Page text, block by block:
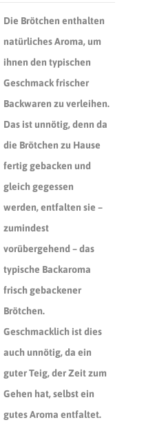
Die Brötchen enthalten
natürliches Aroma, um
ihnen den typischen
Geschmack frischer
Backwaren zu verleihen.
Das ist unnötig, denn da
die Brötchen zu Hause
fertig gebacken und
gleich gegessen
werden, entfalten sie –
zumindest
vorübergehend – das
typische Backaroma
frisch gebackener
Brötchen.
Geschmacklich ist dies
auch unnötig, da ein
guter Teig, der Zeit zum
Gehen hat, selbst ein
gutes Aroma entfaltet.